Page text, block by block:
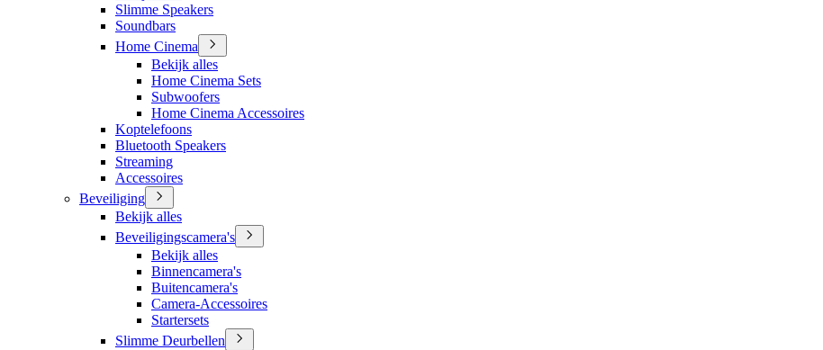
Slimme Speakers
Soundbars
Home Cinema
Bekijk alles
Home Cinema Sets
Subwoofers
Home Cinema Accessoires
Koptelefoons
Bluetooth Speakers
Streaming
Accessoires
Beveiliging
Bekijk alles
Beveiligingscamera's
Bekijk alles
Binnencamera's
Buitencamera's
Camera-Accessoires
Startersets
Slimme Deurbellen